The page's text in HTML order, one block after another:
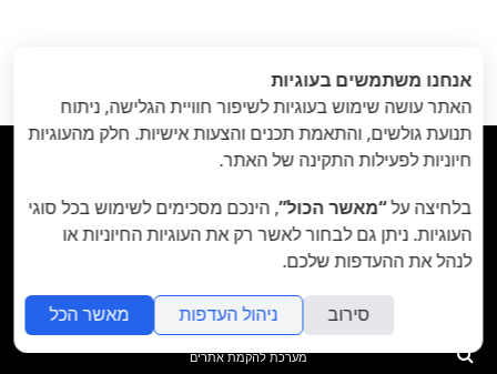
פתוח | עוף החול //
22 בפברואר
בפברואר »

קידום נתיב האמן ע"ר 580107977
folyou
מערכת להקמת אתרים חיפוש
אנחנו משתמשים בעוגיות
האתר עושה שימוש בעוגיות לשיפור חוויית הגלישה, ניתוח
תנועת גולשים, והתאמת תכנים והצעות אישיות. חלק מהעוגיות
חיוניות לפעילות התקינה של האתר.
בלחיצה על“מאשר הכול”, הינכם מסכימים לשימוש בכל סוגי
העוגיות. ניתן גם לבחור לאשר רק את העוגיות החיוניות או
לנהל את ההעדפות שלכם.
סירוב ניהול העדפות מאשר הכל